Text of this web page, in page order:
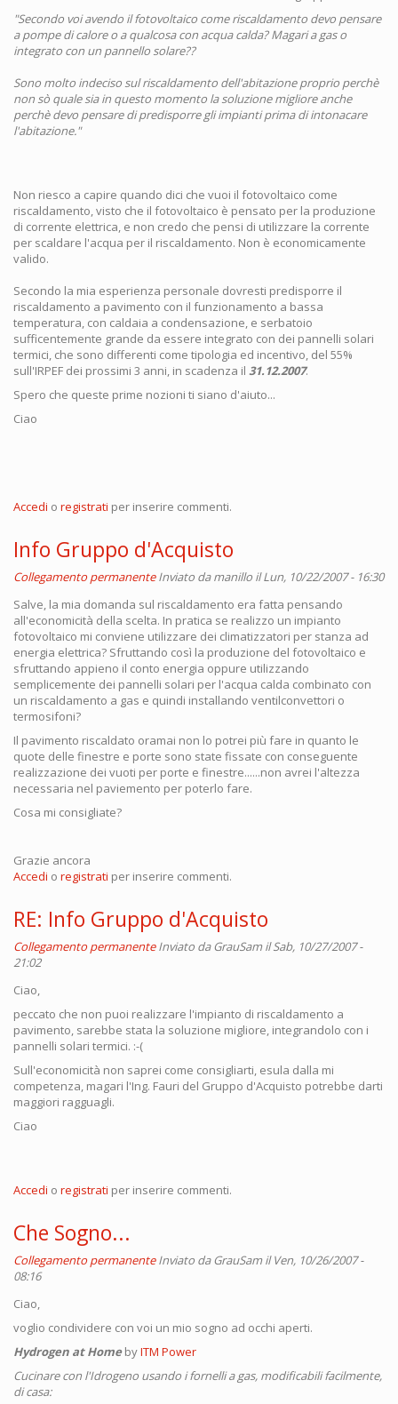
"Secondo voi avendo il fotovoltaico come riscaldamento devo pensare
a pompe di calore o a qualcosa con acqua calda? Magari a gas o
integrato con un pannello solare??
Sono molto indeciso sul riscaldamento dell'abitazione proprio perchè
non sò quale sia in questo momento la soluzione migliore anche
perchè devo pensare di predisporre gli impianti prima di intonacare
l'abitazione."
Non riesco a capire quando dici che vuoi il fotovoltaico come
riscaldamento, visto che il fotovoltaico è pensato per la produzione
di corrente elettrica, e non credo che pensi di utilizzare la corrente
per scaldare l'acqua per il riscaldamento. Non è economicamente
valido.
Secondo la mia esperienza personale dovresti predisporre il
riscaldamento a pavimento con il funzionamento a bassa
temperatura, con caldaia a condensazione, e serbatoio
sufficentemente grande da essere integrato con dei pannelli solari
termici, che sono differenti come tipologia ed incentivo, del 55%
sull'IRPEF dei prossimi 3 anni, in scadenza il 31.12.2007.
Spero che queste prime nozioni ti siano d'aiuto...
Ciao
Accedi o registrati per inserire commenti.
Info Gruppo d'Acquisto
Collegamento permanente Inviato damanillo il Lun, 10/22/2007 - 16:30
Salve, la mia domanda sul riscaldamento era fatta pensando
all'economicità della scelta. In pratica se realizzo un impianto
fotovoltaico mi conviene utilizzare dei climatizzatori per stanza ad
energia elettrica? Sfruttando così la produzione del fotovoltaico e
sfruttando appieno il conto energia oppure utilizzando
semplicemente dei pannelli solari per l'acqua calda combinato con
un riscaldamento a gas e quindi installando ventilconvettori o
termosifoni?
Il pavimento riscaldato oramai non lo potrei più fare in quanto le
quote delle finestre e porte sono state fissate con conseguente
realizzazione dei vuoti per porte e finestre......non avrei l'altezza
necessaria nel paviemento per poterlo fare.
Cosa mi consigliate?
Grazie ancora
Accedi o registrati per inserire commenti.
RE: Info Gruppo d'Acquisto
Collegamento permanente Inviato daGrauSamil Sab, 10/27/2007 -
21:02
Ciao,
peccato che non puoi realizzare l'impianto di riscaldamento a
pavimento, sarebbe stata la soluzione migliore, integrandolo con i
pannelli solari termici. :-(
Sull'economicità non saprei come consigliarti, esula dalla mi
competenza, magari l'Ing. Fauri del Gruppo d'Acquisto potrebbe darti
maggiori ragguagli.
Ciao
Accedi o registrati per inserire commenti.
Che Sogno...
Collegamento permanente Inviato daGrauSamil Ven, 10/26/2007 -
08:16
Ciao,
voglio condividere con voi un mio sogno ad occhi aperti.
Hydrogen at HomebyITM Power
Cucinare con l'Idrogeno usando i fornelli a gas, modificabili facilmente,
di casa: